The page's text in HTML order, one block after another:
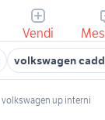
Vendi
volkswagen
volkswagen up interni